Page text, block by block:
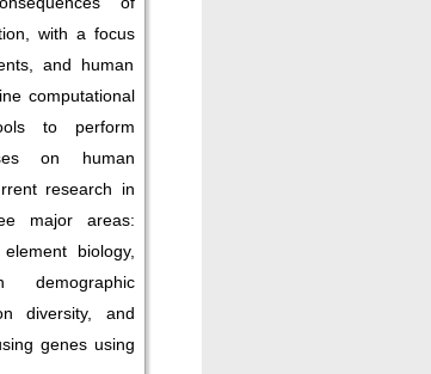
with a focus
and human
computational
to perform
on human
research in
major areas:
biology,
demographic
diversity, and
genes using